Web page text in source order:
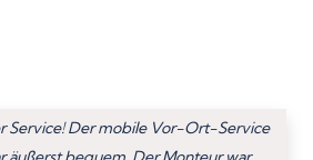
Service! Der mobile Vor-Ort-Service